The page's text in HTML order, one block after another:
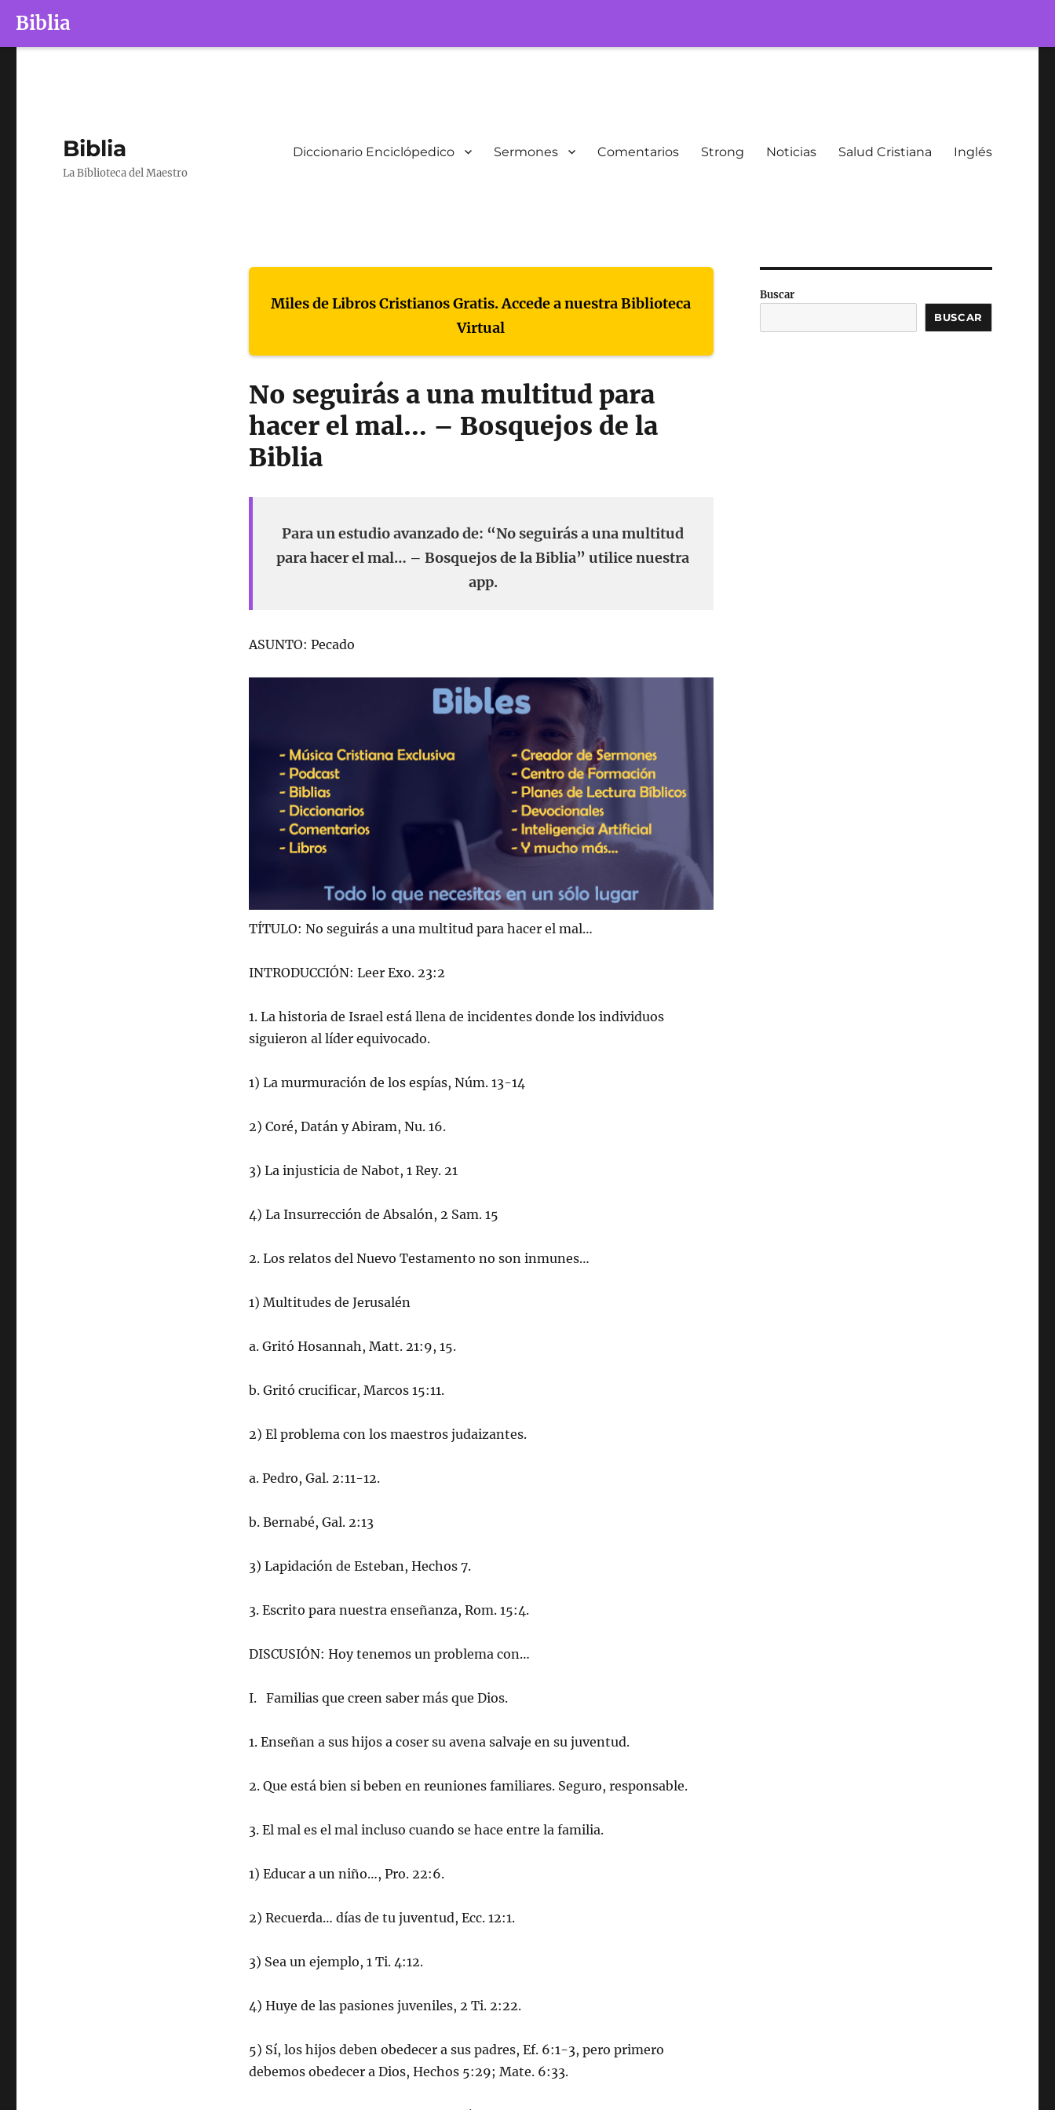
Biblia
Biblia
La Biblioteca del Maestro
Diccionario Enciclópedico Sermones Comentarios Strong Noticias Salud Cristiana Inglés
Miles de Libros Cristianos Gratis. Accede a nuestra Biblioteca
Virtual
No seguirás a una multitud para
hacer el mal… – Bosquejos de la
Biblia
Para un estudio avanzado de: “No seguirás a una multitud
para hacer el mal… – Bosquejos de la Biblia” utilice nuestra
app.
ASUNTO: Pecado
TÍTULO: No seguirás a una multitud para hacer el mal…
INTRODUCCIÓN: Leer Exo. 23:2
1. La historia de Israel está llena de incidentes donde los individuos
siguieron al líder equivocado.
1) La murmuración de los espías, Núm. 13-14
2) Coré, Datán y Abiram, Nu. 16.
3) La injusticia de Nabot, 1 Rey. 21
4) La Insurrección de Absalón, 2 Sam. 15
2. Los relatos del Nuevo Testamento no son inmunes…
1) Multitudes de Jerusalén
a. Gritó Hosannah, Matt. 21:9, 15.
b. Gritó crucificar, Marcos 15:11.
2) El problema con los maestros judaizantes.
a. Pedro, Gal. 2:11-12.
b. Bernabé, Gal. 2:13
3) Lapidación de Esteban, Hechos 7.
3. Escrito para nuestra enseñanza, Rom. 15:4.
DISCUSIÓN: Hoy tenemos un problema con…
I. Familias que creen saber más que Dios.
1. Enseñan a sus hijos a coser su avena salvaje en su juventud.
2. Que está bien si beben en reuniones familiares. Seguro, responsable.
3. El mal es el mal incluso cuando se hace entre la familia.
1) Educar a un niño…, Pro. 22:6.
2) Recuerda… días de tu juventud, Ecc. 12:1.
3) Sea un ejemplo, 1 Ti. 4:12.
4) Huye de las pasiones juveniles, 2 Ti. 2:22.
5) Sí, los hijos deben obedecer a sus padres, Ef. 6:1-3, pero primero
debemos obedecer a Dios, Hechos 5:29; Mate. 6:33.
Buscar
BUSCAR